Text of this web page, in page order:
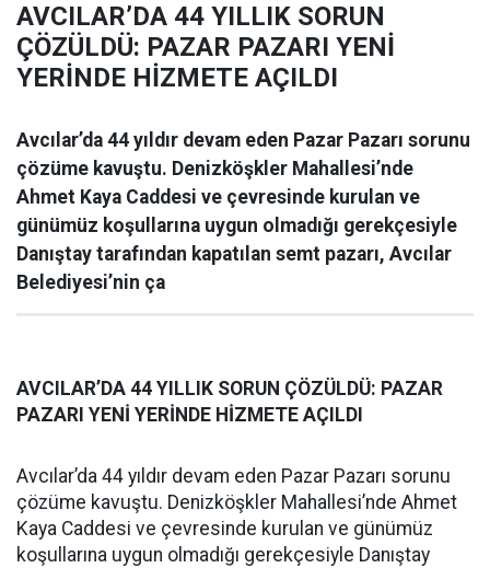
AVCILAR’DA 44 YILLIK SORUN
ÇÖZÜLDÜ: PAZAR PAZARI YENİ
YERİNDE HİZMETE AÇILDI
Avcılar’da 44 yıldır devam eden Pazar Pazarı sorunu
çözüme kavuştu. Denizköşkler Mahallesi’nde
Ahmet Kaya Caddesi ve çevresinde kurulan ve
günümüz koşullarına uygun olmadığı gerekçesiyle
Danıştay tarafından kapatılan semt pazarı, Avcılar
Belediyesi’nin ça
AVCILAR’DA 44 YILLIK SORUN ÇÖZÜLDÜ: PAZAR
PAZARI YENİ YERİNDE HİZMETE AÇILDI
Avcılar’da 44 yıldır devam eden Pazar Pazarı sorunu
çözüme kavuştu. Denizköşkler Mahallesi’nde Ahmet
Kaya Caddesi ve çevresinde kurulan ve günümüz
koşullarına uygun olmadığı gerekçesiyle Danıştay